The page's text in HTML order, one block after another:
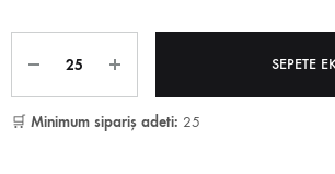
SEPETE
🛒 Minimum sipariş adeti: 25